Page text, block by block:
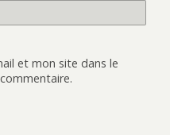
et mon site dans le